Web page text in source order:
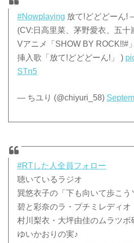
#Nowplaying 放て!どどどーん!
(CV:日高里菜、茅野愛衣、五十
Vアニメ「SHOW BY ROCK!!#
挿入歌「放て!どどどーん!」 )
STn5
— ちユり (@chiyuri_58)
#RTした人全員フォロー
聴いているラジオ
巽悠衣子の「下も向いて歩こう
碧と彩奈のラ・プチミレディオ
村川梨衣・大坪由佳のムラツボ
ゆいかおりの実♪